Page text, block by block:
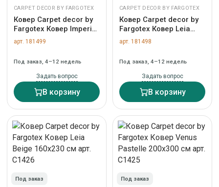
CARPET DECOR BY FARGOTEX
Ковер Carpet decor by
Fargotex Ковер Imperial
Black 160х230 см арт.
C1428
арт. 181499
Под заказ, 4–12 недель
Задать вопрос
В корзину
CARPET DECOR BY FARGOTEX
Ковер Carpet decor by
Fargotex Ковер Leia
Beige 200х300 см арт.
C1427
арт. 181498
Под заказ, 4–12 недель
Задать вопрос
В корзину
Под заказ Под заказ